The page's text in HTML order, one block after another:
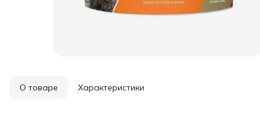
О товаре Характеристики